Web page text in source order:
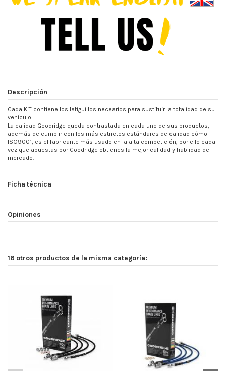
Descripción
Cada KIT contiene los latiguillos necearios para sustituir la totalidad de su
vehículo.
La calidad Goodridge queda contrastada en cada uno de sus productos,
además de cumplir con los más estrictos estándares de calidad cómo
ISO9001, es el fabricante más usado en la alta competición, por ello cada
vez que apuestas por Goodridge obtienes la mejor calidad y fiablidad del
mercado.
Ficha técnica
Opiniones
16 otros productos de la misma categoría: